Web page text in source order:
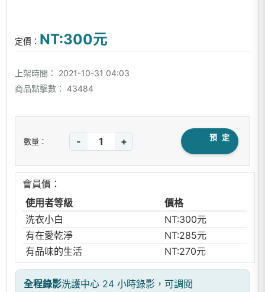
定價： NT:300元
上架時間：
2021-10-31 04:03
商品點擊數： 43484
數量： - + 預 定
會員價：
使用者等級
價格
洗衣小白
NT:300元
有在愛乾淨
NT:285元
有品味的生活
NT:270元
全程錄影洗護中心 24 小時錄影，可調閱